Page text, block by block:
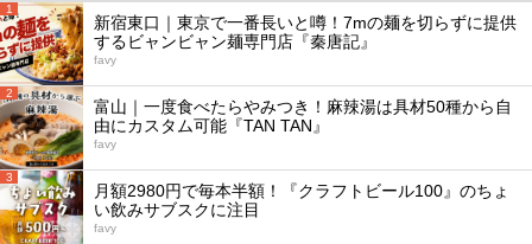
1
新宿東口｜東京で一番長いと噂！7mの麺を切らずに提供
するビャンビャン麺専門店『秦唐記』
favy
2
富山｜一度食べたらやみつき！麻辣湯は具材50種から自
由にカスタム可能『TAN TAN』
favy
3
月額2980円で毎本半額！『クラフトビール100』のちょ
い飲みサブスクに注目
favy